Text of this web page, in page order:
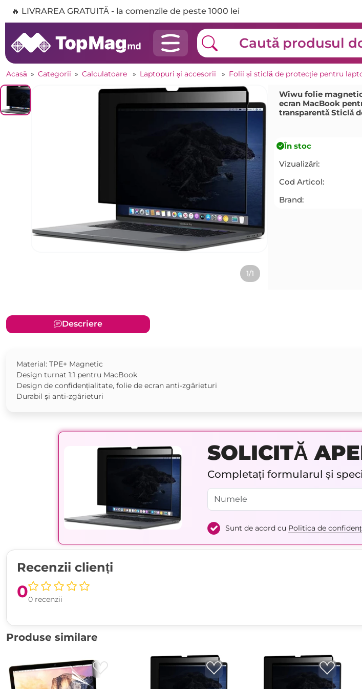
🔥 LIVRAREA GRATUITĂ - la comenzile de peste 1000 lei
Acasă » Categorii » Calculatoare » Laptopuri și accesorii » Folii și sticlă de protecție pentru
1/1
Wiwu folie
ecran MacBook
transparentă Sticlă
În stoc
Vizualizări:
Cod Articol:
Brand:
Descriere
Material: TPE+ Magnetic
Design turnat 1:1 pentru MacBook
Design de confidențialitate, folie de ecran anti-zgârieturi
Durabil și anti-zgârieturi
SOLICITĂ
Completați formularul și
Sunt de acord cu Politica de
Recenzii clienți
00 recenzii
Produse similare